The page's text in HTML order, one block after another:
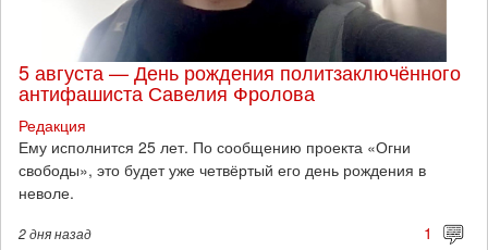
5 августа — День рождения политзаключённого
антифашиста Савелия Фролова
Редакция
Ему исполнится 25 лет. По сообщению проекта «Огни
свободы», это будет уже четвёртый его день рождения в
неволе.
2 дняназад 1